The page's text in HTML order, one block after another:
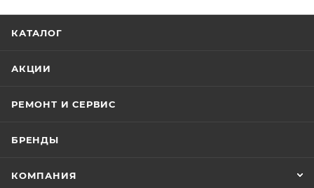
КАТАЛОГ
АКЦИИ
РЕМОНТ И СЕРВИС
БРЕНДЫ
КОМПАНИЯ